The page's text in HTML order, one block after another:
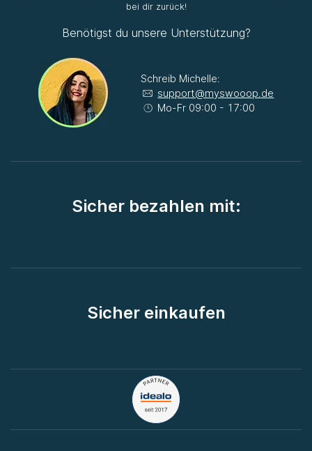
bei dir zurück!
Benötigst du unsere Unterstützung?
Schreib Michelle:
support@myswooop.de
Mo-Fr 09:00 - 17:00
Sicher bezahlen mit:
Sicher einkaufen